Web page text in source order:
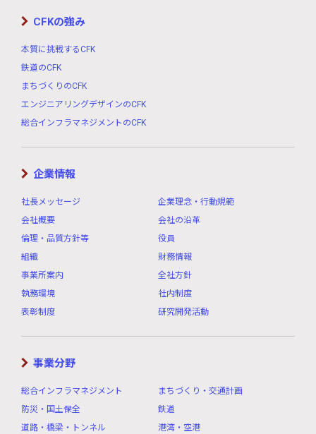
CFKの強み
本質に挑戦するCFK
鉄道のCFK
まちづくりのCFK
エンジニアリングデザインのCFK
総合インフラマネジメントのCFK
企業情報
社長メッセージ
企業理念・行動規範
会社概要
会社の沿革
倫理・品質方針等
役員
組織
財務情報
事業所案内
全社方針
執務環境
社内制度
表彰制度
研究開発活動
事業分野
総合インフラマネジメント
まちづくり・交通計画
防災・国土保全
鉄道
道路・橋梁・トンネル
港湾・空港